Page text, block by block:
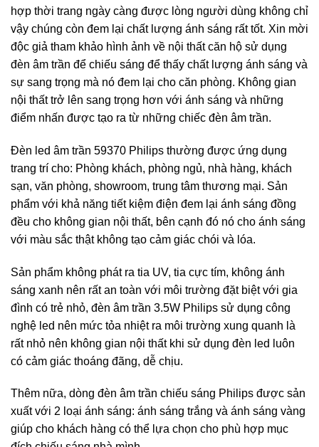
hợp thời trang ngày càng được lòng người dùng không chỉ
vậy chúng còn đem lại chất lượng ánh sáng rất tốt. Xin mời
độc giả tham khảo hình ảnh về nội thất căn hộ sử dụng
đèn âm trần để chiếu sáng để thấy chất lượng ánh sáng và
sự sang trọng mà nó đem lại cho căn phòng. Không gian
nội thất trở lên sang trọng hơn với ánh sáng và những
điểm nhấn được tạo ra từ những chiếc đèn âm trần.
Đèn led âm trần 59370 Philips thường được ứng dụng
trang trí cho: Phòng khách, phòng ngủ, nhà hàng, khách
sạn, văn phòng, showroom, trung tâm thương mại. Sản
phẩm với khả năng tiết kiệm điện đem lại ánh sáng đồng
đều cho không gian nội thất, bên cạnh đó nó cho ánh sáng
với màu sắc thật không tạo cảm giác chói và lóa.
Sản phẩm không phát ra tia UV, tia cực tím, không ánh
sáng xanh nên rất an toàn với môi trường đặt biệt với gia
đình có trẻ nhỏ, đèn âm trần 3.5W Philips sử dụng công
nghệ led nên mức tỏa nhiệt ra môi trường xung quanh là
rất nhỏ nên không gian nội thất khi sử dụng đèn led luôn
có cảm giác thoáng đãng, dễ chịu.
Thêm nữa, dòng đèn âm trần chiếu sáng Philips được sản
xuất với 2 loại ánh sáng: ánh sáng trắng và ánh sáng vàng
giúp cho khách hàng có thể lựa chọn cho phù hợp mục